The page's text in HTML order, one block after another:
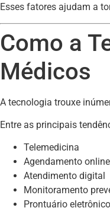
Esses fatores ajudam a
Como a
Médicos
A tecnologia trouxe
Entre as principais
Telemedicina
Agendamento online
Atendimento digital
Monitoramento
Prontuário eletrônico